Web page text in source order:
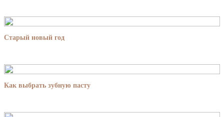
Старый новый год
Как выбрать зубную пасту